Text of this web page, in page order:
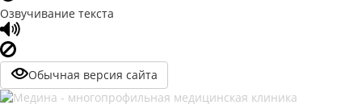
Озвучивание текста
Обычная версия сайта